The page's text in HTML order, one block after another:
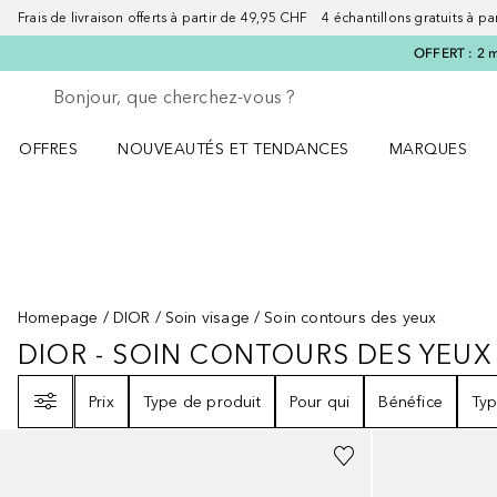
Frais de livraison offerts à partir de 49,95 CHF 4 échantillons gratuits à
OFFERT : 2
Retourner
Exécuter la recherche
OFFRES
NOUVEAUTÉS ET TENDANCES
MARQUES
Homepage DIOR Soin visage Soin contours des yeux
DIOR - SOIN CONTOURS DES
DIOR - SOIN CONTOURS DES YEUX
Prix
Type de produit Pour qui Bénéfice